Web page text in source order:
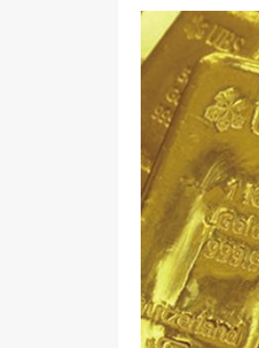
[ 2026-04-02 ]
[ 2026-04-17 ]